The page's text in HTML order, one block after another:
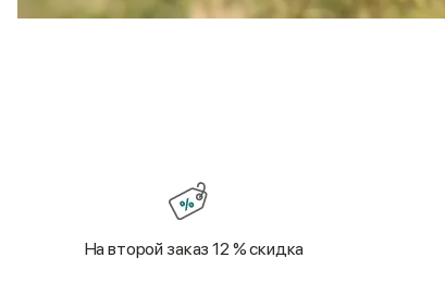
На второй заказ 12 % скидка